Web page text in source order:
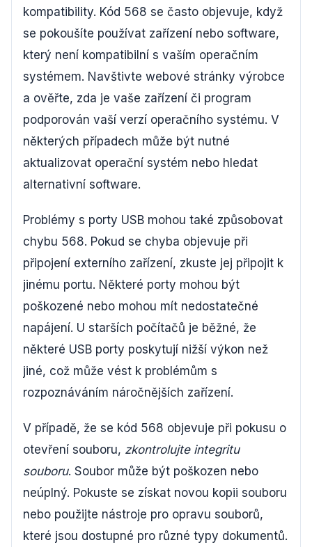
kompatibility. Kód 568 se často objevuje, když
se pokoušíte používat zařízení nebo software,
který není kompatibilní s vaším operačním
systémem. Navštivte webové stránky výrobce
a ověřte, zda je vaše zařízení či program
podporován vaší verzí operačního systému. V
některých případech může být nutné
aktualizovat operační systém nebo hledat
alternativní software.
Problémy s porty USB mohou také způsobovat
chybu 568. Pokud se chyba objevuje při
připojení externího zařízení, zkuste jej připojit k
jinému portu. Některé porty mohou být
poškozené nebo mohou mít nedostatečné
napájení. U starších počítačů je běžné, že
některé USB porty poskytují nižší výkon než
jiné, což může vést k problémům s
rozpoznáváním náročnějších zařízení.
V případě, že se kód 568 objevuje při pokusu o
otevření souboru, zkontrolujte integritu
souboru. Soubor může být poškozen nebo
neúplný. Pokuste se získat novou kopii souboru
nebo použijte nástroje pro opravu souborů,
které jsou dostupné pro různé typy dokumentů.